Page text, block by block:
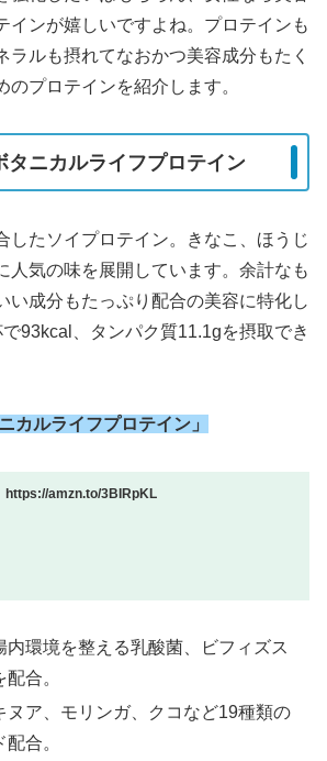
インが嬉しいですよね。プロテインも
ラルも摂れてなおかつ美容成分もたく
のプロテインを紹介します。
タニカルライフプロテイン
したソイプロテイン。きなこ、ほうじ
人気の味を展開しています。余計なも
い成分もたっぷり配合の美容に特化し
93kcal、タンパク質11.1gを摂取でき
カルライフプロテイン」
https://amzn.to/3BIRpKL
内環境を整える乳酸菌、ビフィズス
合。
ヌア、モリンガ、クコなど19種類の
合。